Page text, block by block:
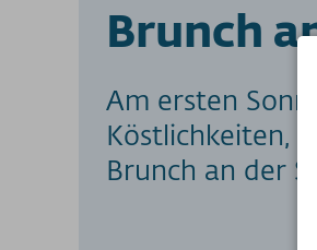
Brunch
Am ersten
Köstlichkeiten,
Brunch an der